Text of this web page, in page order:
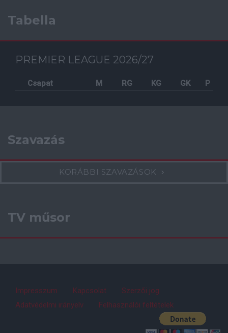
Tabella
PREMIER LEAGUE 2026/27
Csapat M RG KG GK P
Szavazás
KORÁBBI SZAVAZÁSOK
TV műsor
Impresszum Kapcsolat
Szerzői jog
Adatvédelmi irányelv
Felhasználói feltételek